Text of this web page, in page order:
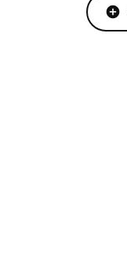
add_circle